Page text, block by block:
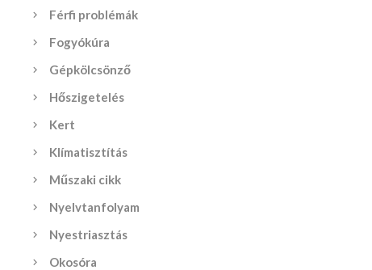
Férfi problémák
Fogyókúra
Gépkölcsönző
Hőszigetelés
Kert
Klímatisztítás
Műszaki cikk
Nyelvtanfolyam
Nyestriasztás
Okosóra